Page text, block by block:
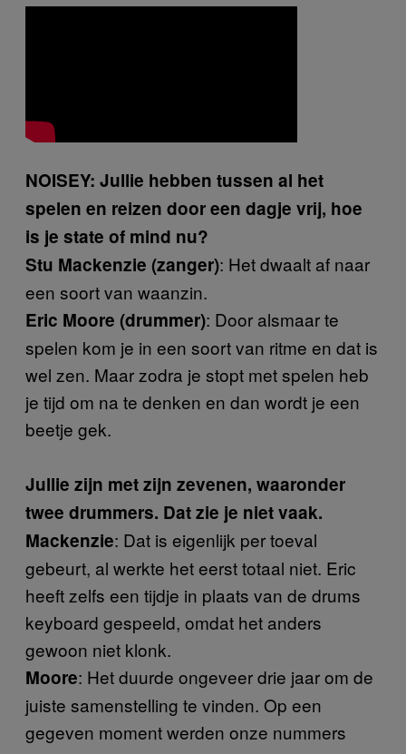
NOISEY: Jullie hebben tussen al het
spelen en reizen door een dagje vrij, hoe
is je state of mind nu?
Stu Mackenzie (zanger): Het dwaalt af naar
een soort van waanzin.
Eric Moore (drummer): Door alsmaar te
spelen kom je in een soort van ritme en dat is
wel zen. Maar zodra je stopt met spelen heb
je tijd om na te denken en dan wordt je een
beetje gek.
Jullie zijn met zijn zevenen, waaronder
twee drummers. Dat zie je niet vaak.
Mackenzie: Dat is eigenlijk per toeval
gebeurt, al werkte het eerst totaal niet. Eric
heeft zelfs een tijdje in plaats van de drums
keyboard gespeeld, omdat het anders
gewoon niet klonk.
Moore: Het duurde ongeveer drie jaar om de
juiste samenstelling te vinden. Op een
gegeven moment werden onze nummers